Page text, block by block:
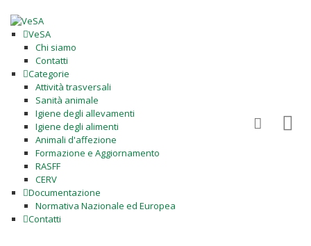
VeSA
Chi siamo
Contatti
Categorie
Attività trasversali
Sanità animale
Igiene degli allevamenti
Igiene degli alimenti
Animali d'affezione
Formazione e Aggiornamento
RASFF
CERV
Documentazione
Normativa Nazionale ed Europea
Contatti